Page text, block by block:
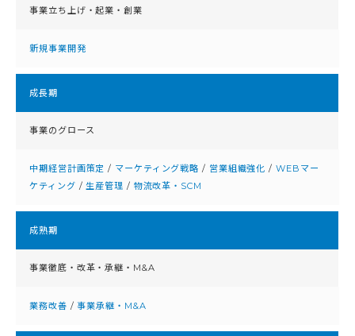
事業立ち上げ・起業・創業
新規事業開発
成⻑期
事業のグロース
中期経営計画策定 / マーケティング戦略 / 営業組織強化 / WEBマー
ケティング /生産管理 / 物流改革・SCM
成熟期
事業徹底・改⾰・承継・M&A
業務改善 /事業承継・M&A